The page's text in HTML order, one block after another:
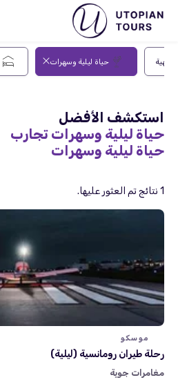
حياة ليلية وسهرات
استكشف الأفضل
حياة ليلية وسهرات تجارب
حياة ليلية وسهرات
1 نتائج تم العثور عليها.
موسكو
رحلة طيران رومانسية (ليلية)
مغامرات جوية